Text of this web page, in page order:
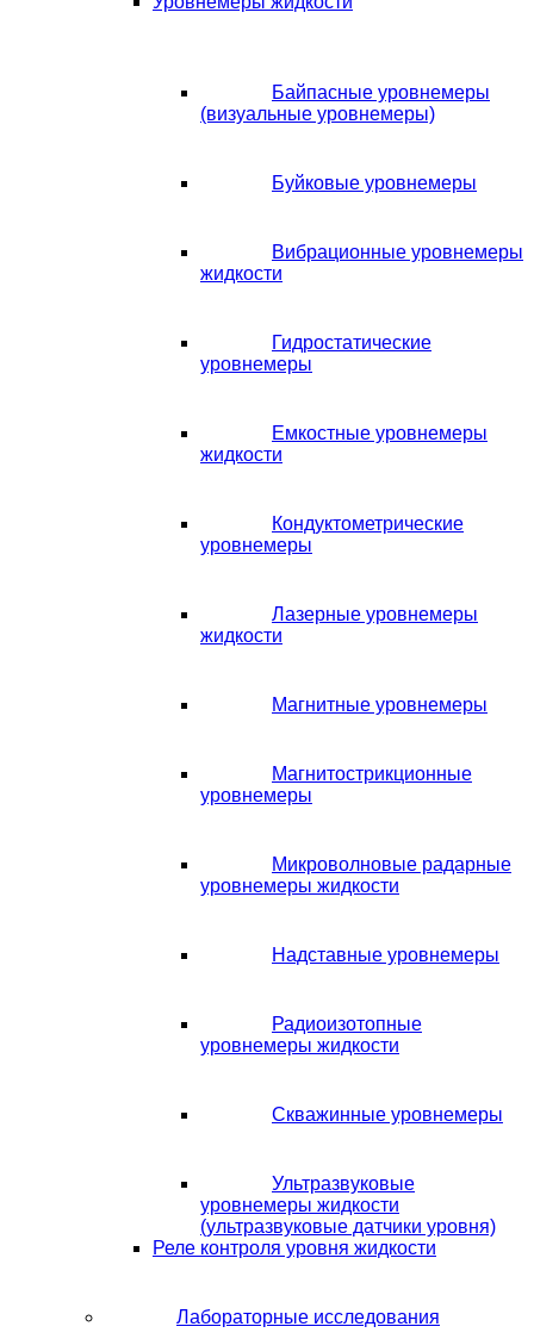
Байпасные уровнемеры
(визуальные уровнемеры)
Буйковые уровнемеры
Вибрационные уровнемеры
жидкости
Гидростатические
уровнемеры
Емкостные уровнемеры
жидкости
Кондуктометрические
уровнемеры
Лазерные уровнемеры
жидкости
Магнитные уровнемеры
Магнитострикционные
уровнемеры
Микроволновые радарные
уровнемеры жидкости
Надставные уровнемеры
Радиоизотопные
уровнемеры жидкости
Скважинные уровнемеры
Ультразвуковые
уровнемеры жидкости
(ультразвуковые датчики уровня)
Реле контроля уровня жидкости
Лабораторные исследования